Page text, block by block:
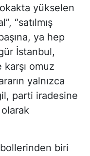
yükselen
“satılmış
ya hep
İstanbul,
omuz
yalnızca
parti iradesine
biri